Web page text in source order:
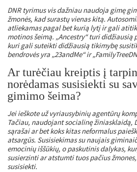
DNR tyrimus vis dažniau naudoja gimę
žmonės, kad surastų vienas kitą.
atliekamas pagal bet kurią lytį ir gali
motinos šeimą. „Ancestry“ turi didžiausią
kuri gali suteikti didžiausią tikimybę
bendrovės yra „23andMe“ ir
Ar turėčiau kreiptis į
norėdamas susisiekti su
gimimo šeima?
Jei ieškote už vyriausybinių agentūrų
Tačiau, naudojant socialinę žiniasklaidą,
sąrašai ar bet koks kitas neformalus
atsargūs. Susisiekimas su naujais
emocinių iššūkių, o paskutinis dalykas,
susierzinti ar atstumti tuos pačius
susisiekti.